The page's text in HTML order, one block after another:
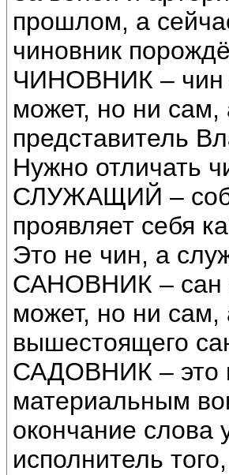
прошлом, а
чиновник
ЧИНОВНИК – чин
может, но ни
представитель
Нужно отличать
СЛУЖАЩИЙ –
проявляет себя
Это не чин, а
САНОВНИК – сан
может, но ни сам,
вышестоящего
САДОВНИК – это
материальным
окончание слова
исполнитель